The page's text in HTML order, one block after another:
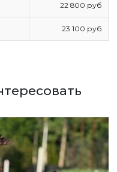
22 800 руб
23 100 руб